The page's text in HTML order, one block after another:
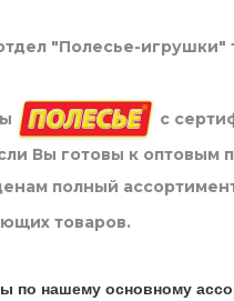
"Полесье-игрушки"
с
Вы готовы к оптовым
полный
товаров.
по нашему основному